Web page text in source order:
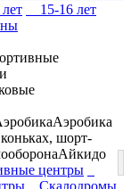
15-16 лет
Аэробика
шорт-
Айкидо
центры
Скалодромы